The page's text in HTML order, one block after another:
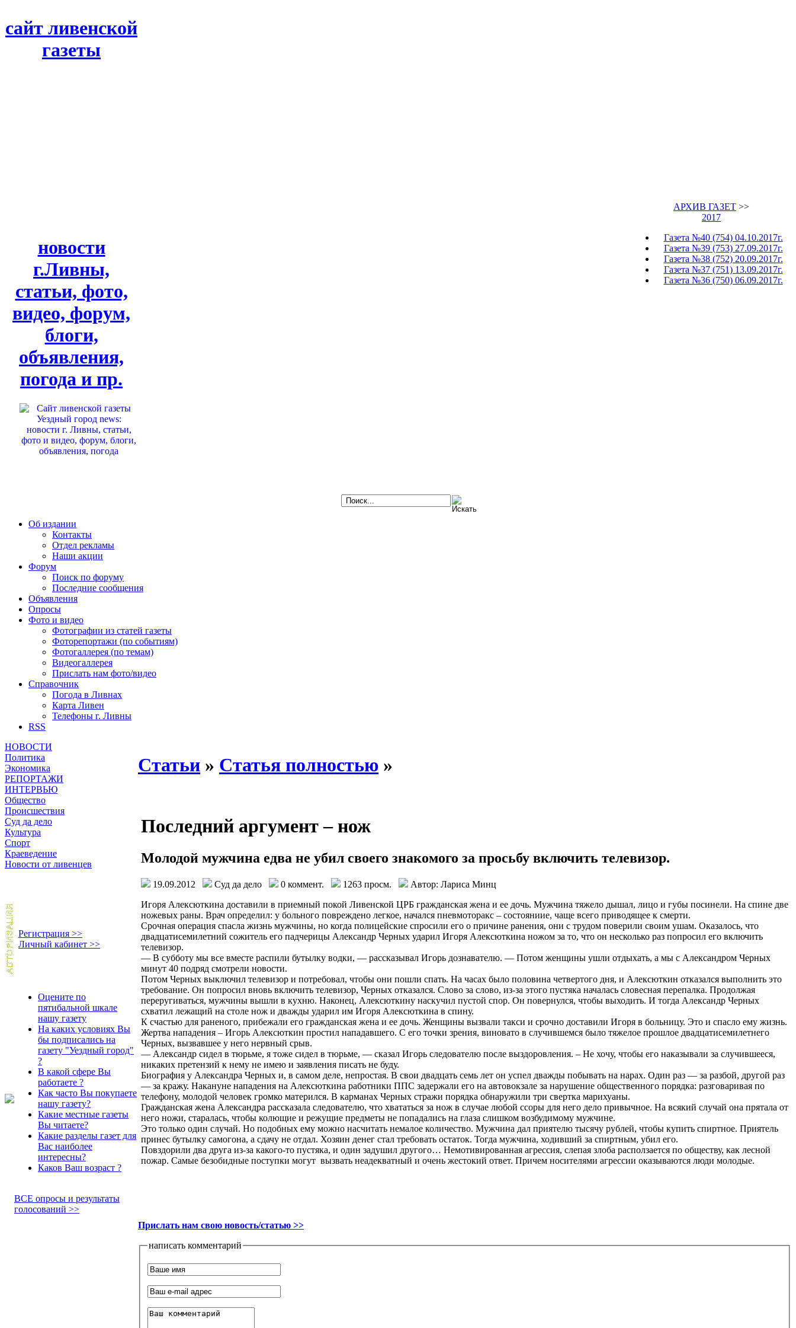
сайт ливенской
газеты
новости
г.Ливны,
статьи, фото,
видео, форум,
блоги,
объявления,
погода и пр.
АРХИВ ГАЗЕТ >>
2017
Газета №40 (754) 04.10.2017г.
Газета №39 (753) 27.09.2017г.
Газета №38 (752) 20.09.2017г.
Газета №37 (751) 13.09.2017г.
Газета №36 (750) 06.09.2017г.
Об издании
Контакты
Отдел рекламы
Наши акции
Форум
Поиск по форуму
Последние сообщения
Объявления
Опросы
Фото и видео
Фотографии из статей газеты
Фоторепортажи (по событиям)
Фотогаллерея (по темам)
Видеогаллерея
Прислать нам фото/видео
Справочник
Погода в Ливнах
Карта Ливен
Телефоны г. Ливны
RSS
НОВОСТИ
Политика
Экономика
РЕПОРТАЖИ
ИНТЕРВЬЮ
Общество
Происшествия
Суд да дело
Культура
Спорт
Краеведение
Новости от ливенцев
Регистрация >>
Личный кабинет >>
Оцените по
пятибальной шкале
нашу газету
На каких условиях Вы
бы подписались на
газету "Уездный город"
?
В какой сфере Вы
работаете ?
Как часто Вы покупаете
нашу газету?
Какие местные газеты
Вы читаете?
Какие разделы газет для
Вас наиболее
интересны?
Каков Ваш возраст ?
ВСЕ опросы и результаты
голосований >>
Статьи » Статья полностью »
Последний аргумент – нож
Молодой мужчина едва не убил своего знакомого за просьбу включить телевизор.
19.09.2012 Суд да дело 0 коммент. 1263 просм.
Автор: Лариса Минц
Игоря Алексюткина доставили в приемный покой Ливенской ЦРБ гражданская жена и ее дочь. Мужчина тяжело дышал, лицо и губы посинели. На спине две
ножевых раны. Врач определил: у больного повреждено легкое, начался пневмоторакс – состояниие, чаще всего приводящее к смерти.
Срочная операция спасла жизнь мужчины, но когда полицейские спросили его о причине ранения, они с трудом поверили своим ушам. Оказалось, что
двадцатисемилетний сожитель его падчерицы Александр Черных ударил Игоря Алексюткина ножом за то, что он несколько раз попросил его включить
телевизор.
— В субботу мы все вместе распили бутылку водки, — рассказывал Игорь дознавателю. — Потом женщины ушли отдыхать, а мы с Александром Черных
минут 40 подряд смотрели новости.
Потом Черных выключил телевизор и потребовал, чтобы они пошли спать. На часах было половина четвертого дня, и Алексюткин отказался выполнить это
требование. Он попросил вновь включить телевизор, Черных отказался. Слово за слово, из-за этого пустяка началась словесная перепалка. Продолжая
переругиваться, мужчины вышли в кухню. Наконец, Алексюткину наскучил пустой спор. Он повернулся, чтобы выходить. И тогда Александр Черных
схватил лежащий на столе нож и дважды ударил им Игоря Алексюткина в спину.
К счастью для раненого, прибежали его гражданская жена и ее дочь. Женщины вызвали такси и срочно доставили Игоря в больницу. Это и спасло ему жизнь.
Жертва нападения – Игорь Алексюткин простил нападавшего. С его точки зрения, виновато в случившемся было тяжелое прошлое двадцатисемилетнего
Черных, вызвавшее у него нервный срыв.
— Александр сидел в тюрьме, я тоже сидел в тюрьме, — сказал Игорь следователю после выздоровления. – Не хочу, чтобы его наказывали за случившееся,
никаких претензий к нему не имею и заявления писать не буду.
Биография у Александра Черных и, в самом деле, непростая. В свои двадцать семь лет он успел дважды побывать на нарах. Один раз — за разбой, другой раз
— за кражу. Накануне нападения на Алексюткина работники ППС задержали его на автовокзале за нарушение общественного порядка: разговаривая по
телефону, молодой человек громко матерился. В карманах Черных стражи порядка обнаружили три свертка марихуаны.
Гражданская жена Александра рассказала следователю, что хвататься за нож в случае любой ссоры для него дело привычное. На всякий случай она прятала от
него ножи, старалась, чтобы колющие и режущие предметы не попадались на глаза слишком возбудимому мужчине.
Это только один случай. Но подобных ему можно насчитать немалое количество. Мужчина дал приятелю тысячу рублей, чтобы купить спиртное. Приятель
принес бутылку самогона, а сдачу не отдал. Хозяин денег стал требовать остаток. Тогда мужчина, ходивший за спиртным, убил его.
Повздорили два друга из-за какого-то пустяка, и один задушил другого… Немотивированная агрессия, слепая злоба расползается по обществу, как лесной
пожар. Самые безобидные поступки могут вызвать неадекватный и очень жестокий ответ. Причем носителями агрессии оказываются люди молодые.
Прислать нам свою новость/статью >>
написать комментарий